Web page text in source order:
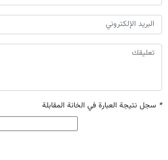
* سجل نتيجة العبارة في الخانة المقابلة